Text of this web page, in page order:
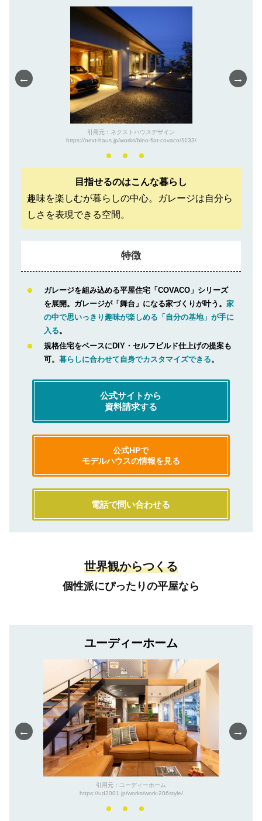
←
引用元：ネクストハウスデザイン
https://next-haus.jp/works/bino-flat-covaco/1133/
→
目指せるのはこんな暮らし
趣味を楽しむが暮らしの中心。ガレージは自分ら
しさを表現できる空間。
特徴
ガレージを組み込める平屋住宅「COVACO」シリーズ
を展開。ガレージが「舞台」になる家づくりが叶う。家
の中で思いっきり趣味が楽しめる「自分の基地」が手に
入る。
規格住宅をベースにDIY・セルフビルド仕上げの提案も
可。暮らしに合わせて自身でカスタマイズできる。
公式サイトから
資料請求する
公式HPで
モデルハウスの情報を見る
電話で問い合わせる
世界観からつくる
個性派にぴったりの平屋なら
ユーディーホーム
←
引用元：ユーディーホーム
https://ud2001.jp/works/work-206style/
→